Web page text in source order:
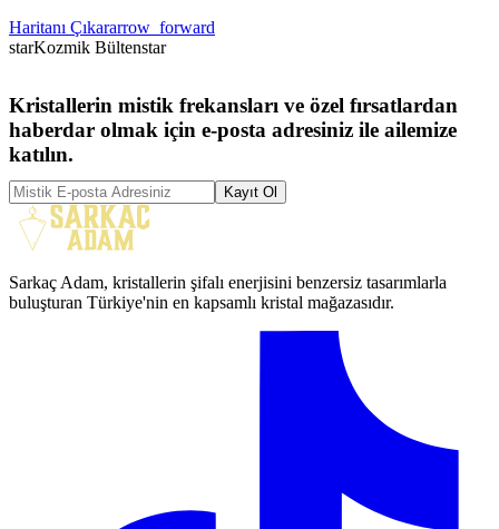
Haritanı Çıkararrow_forward
starKozmik Bültenstar
Kristallerin mistik frekansları ve özel fırsatlardan
haberdar olmak için e-posta adresiniz ile ailemize
katılın.
Kayıt Ol
Sarkaç Adam, kristallerin şifalı enerjisini benzersiz tasarımlarla
buluşturan Türkiye'nin en kapsamlı kristal mağazasıdır.